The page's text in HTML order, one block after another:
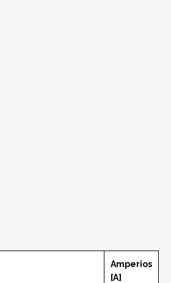
Amperios
[A]